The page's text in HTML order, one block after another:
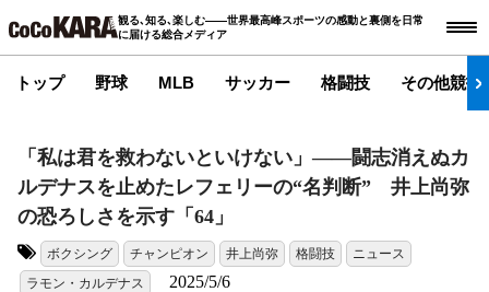
観る､知る､楽しむ――世界最高峰スポーツの感動と裏側を日常
に届ける総合メディア
トップ 野球 MLB サッカー 格闘技 その他競技
「私は君を救わないといけない」――闘志消えぬカ
ルデナスを止めたレフェリーの“名判断” 井上尚弥
の恐ろしさを示す「64」
ボクシング チャンピオン 井上尚弥 格闘技
ニュース
ラモン・カルデナス
2025/5/6